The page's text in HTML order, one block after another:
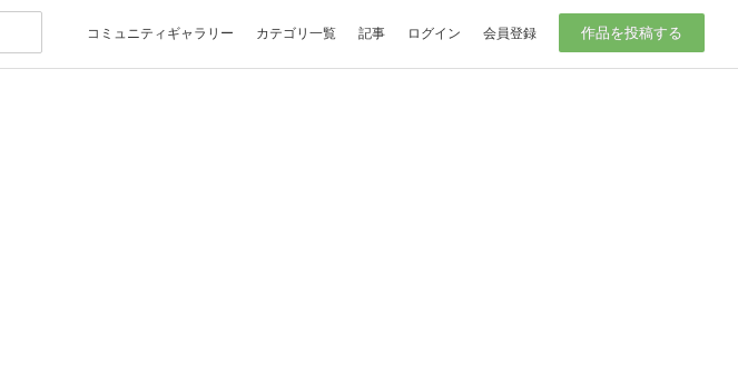
コミュニティギャラリー カテゴリ一覧 記事 ログイン 会員登録 作品を投稿する